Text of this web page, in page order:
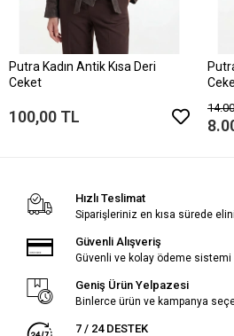
Putra Kadın Antik Kısa Deri
Ceket
100,00 TL
Hızlı Teslimat
Siparişleriniz en kısa sürede
Güvenli Alışveriş
Güvenli ve kolay ödeme sistemi
Geniş Ürün Yelpazesi
Binlerce ürün ve kampanya
7 / 24 DESTEK